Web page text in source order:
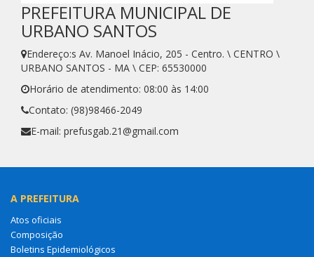
PREFEITURA MUNICIPAL DE
URBANO SANTOS
Endereço:s Av. Manoel Inácio, 205 - Centro. \ CENTRO \
URBANO SANTOS - MA \ CEP: 65530000
Horário de atendimento: 08:00 às 14:00
Contato: (98)98466-2049
E-mail: prefusgab.21@gmail.com
A PREFEITURA
Atos oficiais
Composição
Boletins Epidemiológicos